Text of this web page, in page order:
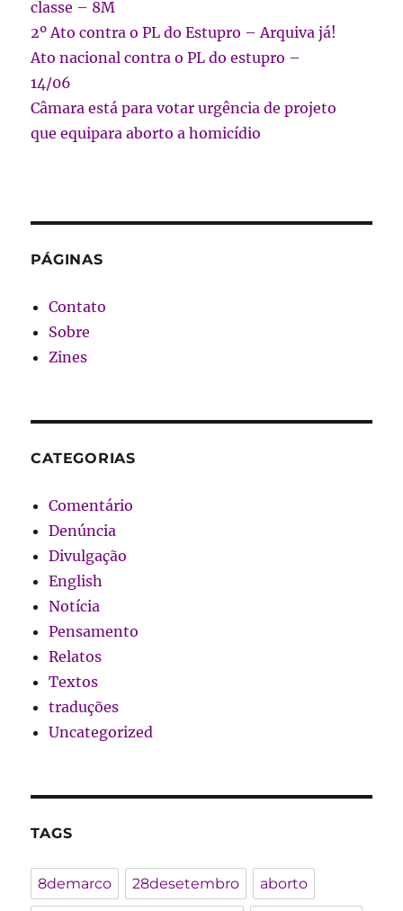
classe – 8M
2º Ato contra o PL do Estupro – Arquiva já!
Ato nacional contra o PL do estupro –
14/06
Câmara está para votar urgência de projeto
que equipara aborto a homicídio
PÁGINAS
Contato
Sobre
Zines
CATEGORIAS
Comentário
Denúncia
Divulgação
English
Notícia
Pensamento
Relatos
Textos
traduções
Uncategorized
TAGS
8demarco 28desetembro aborto